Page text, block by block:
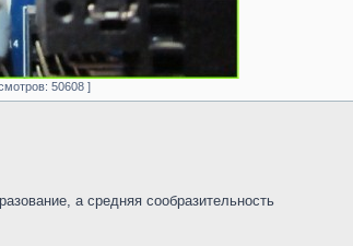
50608 ]
а средняя сообразительность